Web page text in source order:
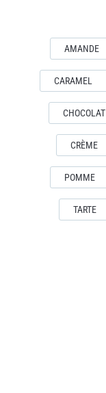
AMANDE
CARAMEL
CHOCOLAT
CRÈME
POMME
TARTE